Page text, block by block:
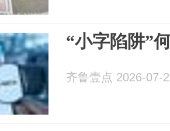
“小字陷阱”
齐鲁壹点 2026-07-